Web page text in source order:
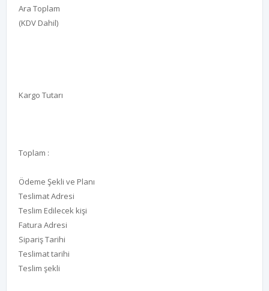
Ara Toplam
(KDV Dahil)
Kargo Tutarı
Toplam :
Ödeme Şekli ve Planı
Teslimat Adresi
Teslim Edilecek kişi
Fatura Adresi
Sipariş Tarihi
Teslimat tarihi
Teslim şekli